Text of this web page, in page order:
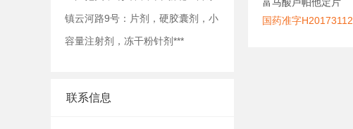
国药准字H20173112
镇云河路9号：片剂，硬胶囊剂，小
容量注射剂，冻干粉针剂***
联系信息